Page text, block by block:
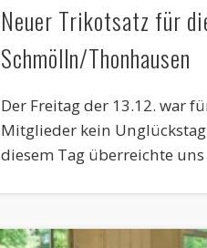
Neuer Trikotsatz für
Schmölln/Thonhausen
Der Freitag der 13.12. war
Mitglieder kein
diesem Tag überreichte